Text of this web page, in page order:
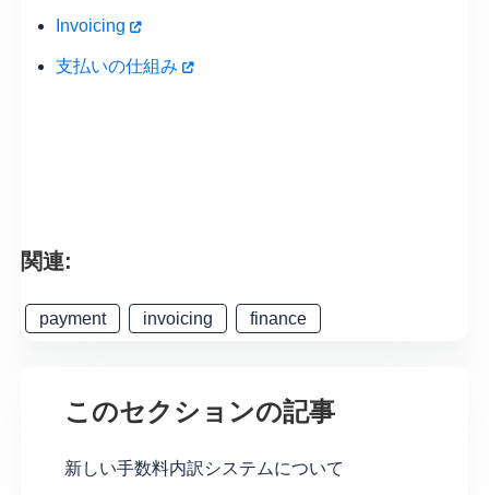
Invoicing
支払いの仕組み
関連:
payment invoicing finance
このセクションの記事
新しい手数料内訳システムについて